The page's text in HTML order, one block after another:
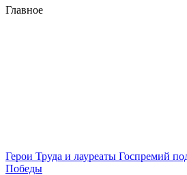
Главное
Герои Труда и лауреаты Госпремий
Победы